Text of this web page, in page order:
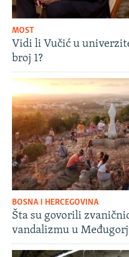
MOST
Vidi li Vučić u
broj 1?
BOSNA I HERCEGOVINA
Šta su govorili
vandalizmu u